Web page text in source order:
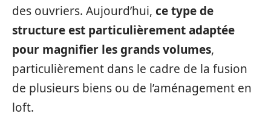
des ouvriers. Aujourd’hui, ce type de
structure est particulièrement adaptée
pour magnifier les grands volumes,
particulièrement dans le cadre de la fusion
de plusieurs biens ou de l’aménagement en
loft.